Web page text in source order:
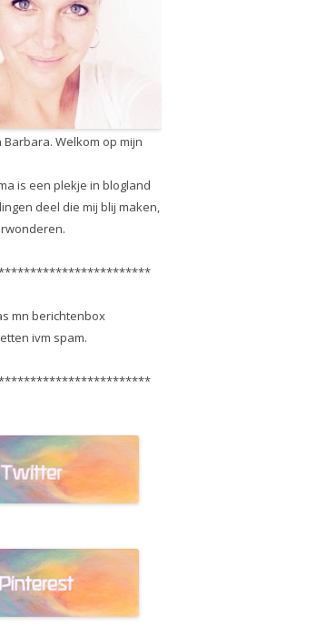
Barbara. Welkom op mijn
is een plekje in blogland
deel die mij blij maken,
mn berichtenbox
ivm spam.